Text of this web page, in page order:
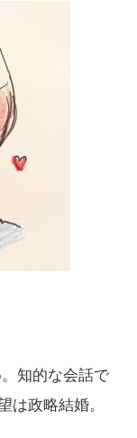
知的な会話で
は政略結婚。